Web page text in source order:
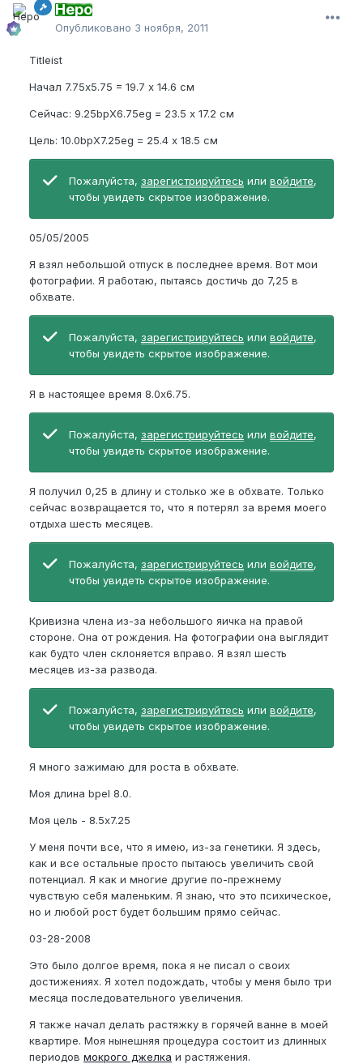
Неро
Опубликовано 3 ноября, 2011
Titleist
Начал 7.75x5.75 = 19.7 х 14.6 см
Сейчас: 9.25bpX6.75eg = 23.5 х 17.2 см
Цель: 10.0bpX7.25eg = 25.4 х 18.5 см
Пожалуйста, зарегистрируйтесь или войдите,
чтобы увидеть скрытое изображение.
05/05/2005
Я взял небольшой отпуск в последнее время. Вот мои
фотографии. Я работаю, пытаясь достичь до 7,25 в
обхвате.
Пожалуйста, зарегистрируйтесь или войдите,
чтобы увидеть скрытое изображение.
Я в настоящее время 8.0x6.75.
Пожалуйста, зарегистрируйтесь или войдите,
чтобы увидеть скрытое изображение.
Я получил 0,25 в длину и столько же в обхвате. Только
сейчас возвращается то, что я потерял за время моего
отдыха шесть месяцев.
Пожалуйста, зарегистрируйтесь или войдите,
чтобы увидеть скрытое изображение.
Кривизна члена из-за небольшого яичка на правой
стороне. Она от рождения. На фотографии она выглядит
как будто член склоняется вправо. Я взял шесть
месяцев из-за развода.
Пожалуйста, зарегистрируйтесь или войдите,
чтобы увидеть скрытое изображение.
Я много зажимаю для роста в обхвате.
Моя длина bpel 8.0.
Моя цель - 8.5x7.25
У меня почти все, что я имею, из-за генетики. Я здесь,
как и все остальные просто пытаюсь увеличить свой
потенциал. Я как и многие другие по-прежнему
чувствую себя маленьким. Я знаю, что это психическое,
но и любой рост будет большим прямо сейчас.
03-28-2008
Это было долгое время, пока я не писал о своих
достижениях. Я хотел подождать, чтобы у меня было три
месяца последовательного увеличения.
Я также начал делать растяжку в горячей ванне в моей
квартире. Моя нынешняя процедура состоит из длинных
периодов мокрого джелка и растяжения.